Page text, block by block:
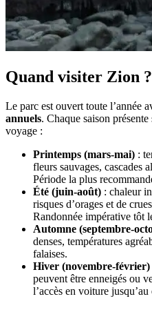
Quand visiter Zion ?
Le parc est ouvert toute l’année
annuels. Chaque saison
voyage :
Printemps (mars-mai) :
fleurs sauvages, cascades
Période la plus
Été (juin-août) : chaleur
risques d’orages et de
Randonnée impérative tôt
Automne (septembre-
denses, températures
falaises.
Hiver (novembre-février)
peuvent être enneigés ou
l’accès en voiture